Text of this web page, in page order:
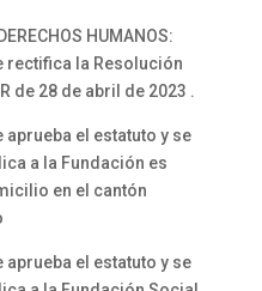
HUMANOS:
rectifica la Resolución
de 28 de abril de 2023 .
aprueba el estatuto y se
a la Fundación es
en el cantón
aprueba el estatuto y se